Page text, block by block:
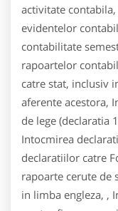
activitate
evidentelor
contabilitate
rapoartelor
catre stat, inclusiv
aferente acestora,
de lege (declaratia
Intocmirea
declaratiilor catre
rapoarte cerute de
in limba engleza, ,